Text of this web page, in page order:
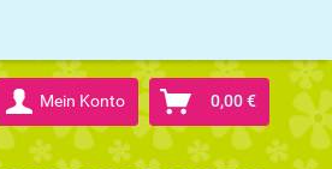
Mein Konto 0,00 €